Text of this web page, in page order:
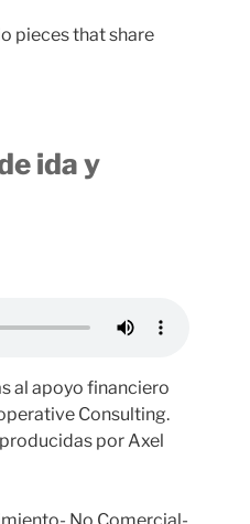
pieces that share
ida y
al apoyo financiero
Consulting.
por Axel